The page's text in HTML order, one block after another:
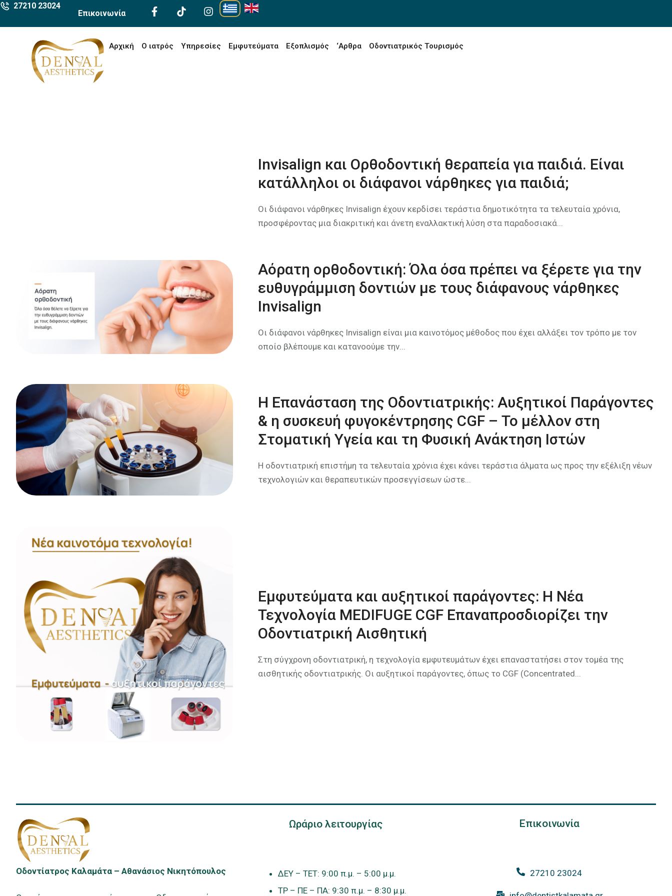
27210 23024
Επικοινωνία
Αρχική Ο ιατρός Υπηρεσίες Εμφυτεύματα Εξοπλισμός ‘Αρθρα Οδοντιατρικός Τουρισμός
Invisalign και Ορθοδοντική θεραπεία για παιδιά. Είναι
κατάλληλοι οι διάφανοι νάρθηκες για παιδιά;
Οι διάφανοι νάρθηκες Invisalign έχουν κερδίσει τεράστια δημοτικότητα τα τελευταία χρόνια,
προσφέροντας μια διακριτική και άνετη εναλλακτική λύση στα παραδοσιακά...
Αόρατη ορθοδοντική: Όλα όσα πρέπει να ξέρετε για την
ευθυγράμμιση δοντιών με τους διάφανους νάρθηκες
Invisalign
Οι διάφανοι νάρθηκες Invisalign είναι μια καινοτόμος μέθοδος που έχει αλλάξει τον τρόπο με τον
οποίο βλέπουμε και κατανοούμε την...
Η Επανάσταση της Οδοντιατρικής: Αυξητικοί Παράγοντες
& η συσκευή φυγοκέντρησης CGF – Το μέλλον στη
Στοματική Υγεία και τη Φυσική Ανάκτηση Ιστών
Η οδοντιατρική επιστήμη τα τελευταία χρόνια έχει κάνει τεράστια άλματα ως προς την εξέλιξη νέων
τεχνολογιών και θεραπευτικών προσεγγίσεων ώστε...
Εμφυτεύματα και αυξητικοί παράγοντες: Η Νέα
Τεχνολογία MEDIFUGE CGF Επαναπροσδιορίζει την
Οδοντιατρική Αισθητική
Στη σύγχρονη οδοντιατρική, η τεχνολογία εμφυτευμάτων έχει επαναστατήσει στον τομέα της
αισθητικής οδοντιατρικής. Οι αυξητικοί παράγοντες, όπως το CGF (Concentrated...
Οδοντίατρος Καλαμάτα – Αθανάσιος Νικητόπουλος
Ωράριο λειτουργίας
ΔΕΥ – ΤΕΤ: 9:00 π.μ. – 5:00 μ.μ.
ΤΡ – ΠΕ – ΠΑ: 9:30 π.μ. – 8:30 μ.μ.
Επικοινωνία
27210 23024